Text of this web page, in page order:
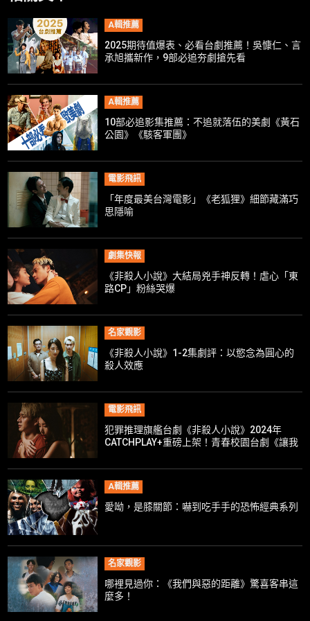
A輯推薦
2025期待值爆表、必看台劇推薦！吳慷仁、言
承旭攜新作，9部必追夯劇搶先看
A輯推薦
10部必追影集推薦：不追就落伍的美劇《黃石
公園》《駭客軍團》
電影飛訊
「年度最美台灣電影」《老狐狸》細節藏滿巧
思隱喻
劇集快報
《非殺人小說》大結局兇手神反轉！虐心「東
路CP」粉絲哭爆
名家觀影
《非殺人小說》1-2集劇評：以慾念為圓心的
殺人效應
電影飛訊
犯罪推理旗艦台劇《非殺人小說》2024年
CATCHPLAY+重磅上架！青春校園台劇《讓我
A輯推薦
愛呦，是膝關節：嚇到吃手手的恐怖經典系列
名家觀影
哪裡見過你：《我們與惡的距離》驚喜客串這
麼多！